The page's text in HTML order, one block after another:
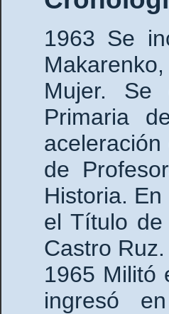
1963 Se
Mujer. Se
Primaria
de
Historia.
el Título
Castro Ruz.
1965 Militó
ingresó